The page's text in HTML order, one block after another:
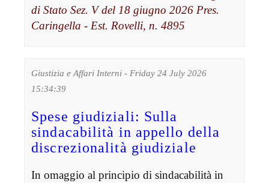
di Stato Sez. V del 18 giugno 2026 Pres.
Caringella - Est. Rovelli, n. 4895
Giustizia e Affari Interni - Friday 24 July 2026
15:34:39
Spese giudiziali: Sulla
sindacabilità in appello della
discrezionalità giudiziale
In omaggio al principio di sindacabilità in